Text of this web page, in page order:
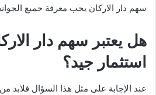
سهم دار الاركان يجب معرفة جميع
هل يعتبر سهم دار
استثمار جيد؟
عند الإجابة على مثل هذا السؤال فلابد